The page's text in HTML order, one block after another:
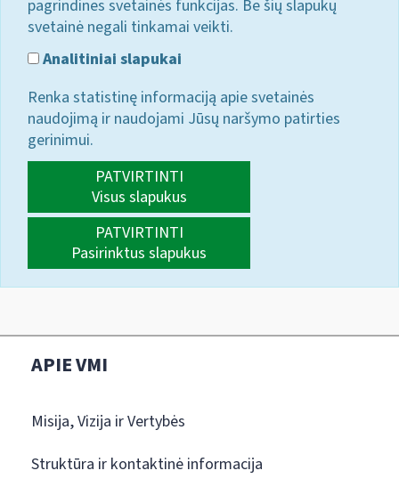
pagrindines svetainės funkcijas. Be šių slapukų
svetainė negali tinkamai veikti.
Analitiniai slapukai
Renka statistinę informaciją apie svetainės
naudojimą ir naudojami Jūsų naršymo patirties
gerinimui.
PATVIRTINTI
Visus slapukus
PATVIRTINTI
Pasirinktus slapukus
APIE VMI
Misija, Vizija ir Vertybės
Struktūra ir kontaktinė informacija